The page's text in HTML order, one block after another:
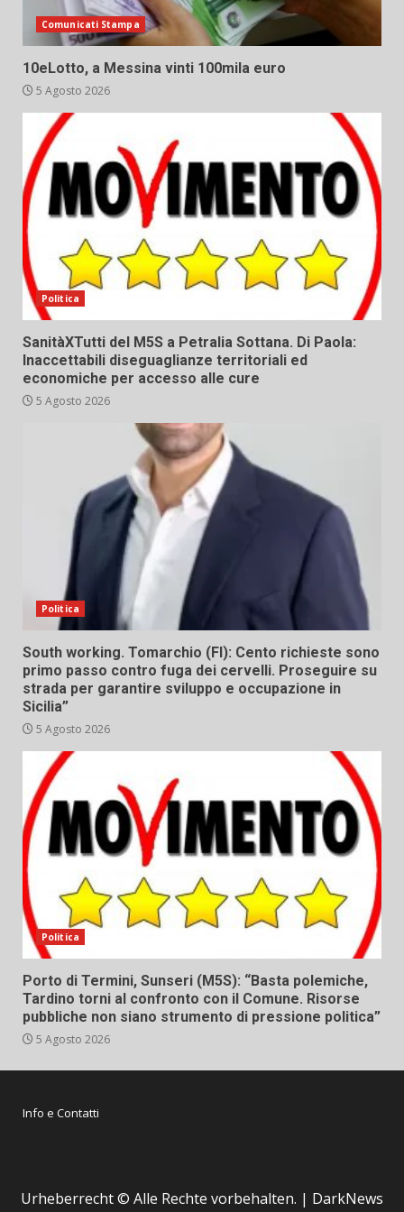
Comunicati Stampa
10eLotto, a Messina vinti 100mila euro
5 Agosto 2026
Politica
SanitàXTutti del M5S a Petralia Sottana. Di Paola:
Inaccettabili diseguaglianze territoriali ed
economiche per accesso alle cure
5 Agosto 2026
Politica
South working. Tomarchio (FI): Cento richieste sono
primo passo contro fuga dei cervelli. Proseguire su
strada per garantire sviluppo e occupazione in
Sicilia”
5 Agosto 2026
Politica
Porto di Termini, Sunseri (M5S): “Basta polemiche,
Tardino torni al confronto con il Comune. Risorse
pubbliche non siano strumento di pressione politica”
5 Agosto 2026
Info e Contatti
Urheberrecht © Alle Rechte vorbehalten. | DarkNews